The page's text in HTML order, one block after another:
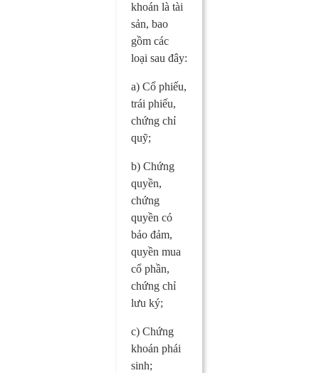
khoán là tài
sản, bao
gồm các
loại sau đây:
a) Cổ phiếu,
trái phiếu,
chứng chỉ
quỹ;
b) Chứng
quyền,
chứng
quyền có
bảo đảm,
quyền mua
cổ phần,
chứng chỉ
lưu ký;
c) Chứng
khoán phái
sinh;